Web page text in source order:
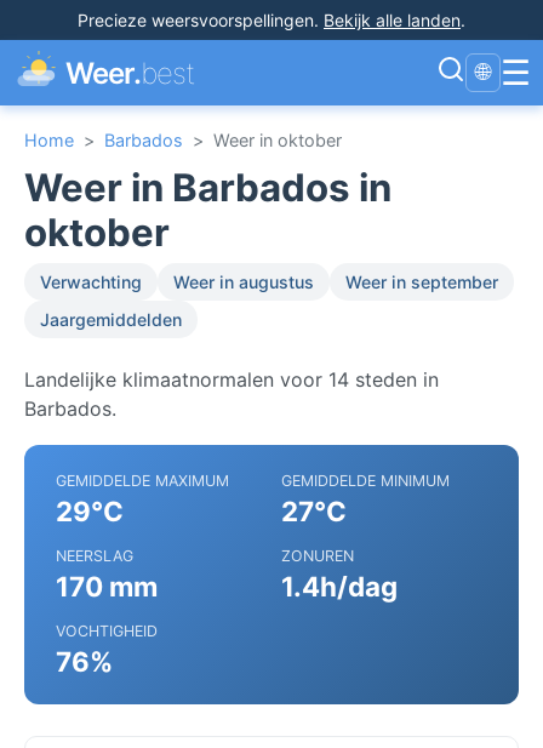
Precieze weersvoorspellingen. Bekijk alle landen.
Weer.best 🌐 ☰
Home > Barbados > Weer in oktober
Weer in Barbados in
oktober
Verwachting Weer in augustus
Weer in september
Jaargemiddelden
Landelijke klimaatnormalen voor 14 steden in
Barbados.
GEMIDDELDE MAXIMUM
29°C
GEMIDDELDE MINIMUM
27°C
NEERSLAG
170 mm
ZONUREN
1.4h/dag
VOCHTIGHEID
76%